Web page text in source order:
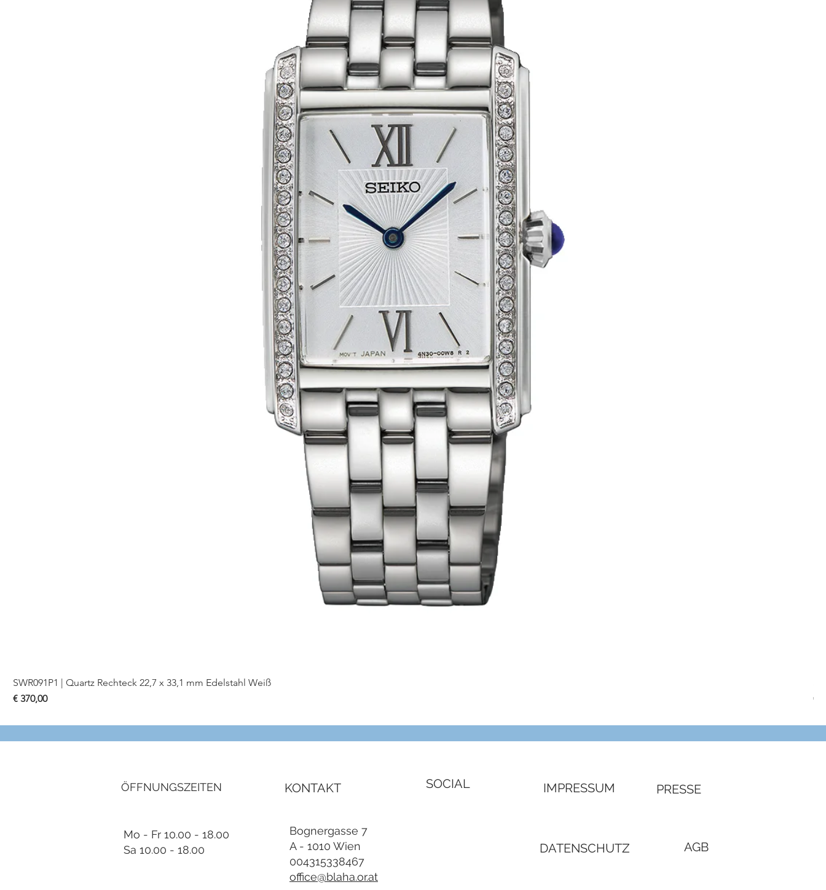
SWR091P1 | Quartz Rechteck 22,7 x 33,1 mm Edelstahl Weiß
Preis
€ 370,00 €
ÖFFNUNGSZEITEN
Mo - Fr 10.00 - 18.00
Sa 10.00 - 18.00
KONTAKT SOCIAL
Bognergasse 7
A - 1010 Wien
004315338467
office@blaha.or.at
IMPRESSUM PRESSE
DATENSCHUTZ AGB